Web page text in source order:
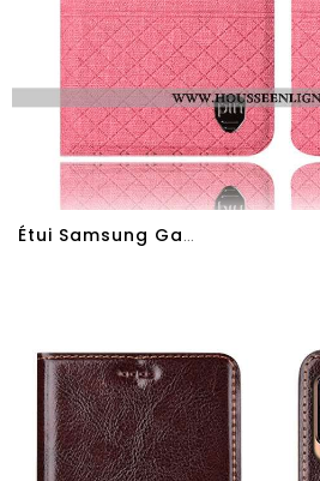
Étui Samsung Galaxy A70s Protection Cuir Étoile Tout Compris Téléphone Portable Lin Rose